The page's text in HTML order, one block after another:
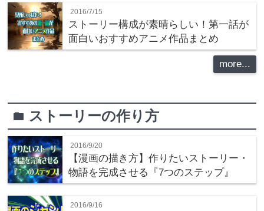
2016/7/15
ストーリー構成が素晴らしい！第一話が
面白いおすすめアニメ作品まとめ
more...
folder ストーリーの作り方
2016/9/20
【漫画の描き方】作りたいストーリー・
物語を完成させる『7つのステップ』
2016/9/16